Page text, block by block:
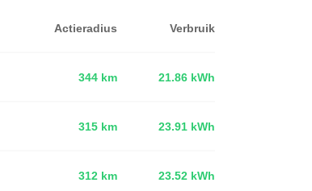
Actieradius Verbruik
344 km 21.86 kWh
315 km 23.91 kWh
312 km 23.52 kWh